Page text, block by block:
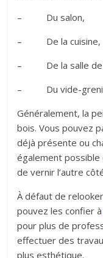
– Du salon,
– De la cuisine,
– De la salle de
– Du vide-
Généralement, la
bois. Vous pouvez
déjà présente ou
également
de vernir l’autre
À défaut de
pouvez les confier à
pour plus de
effectuer des
plus esthétique.